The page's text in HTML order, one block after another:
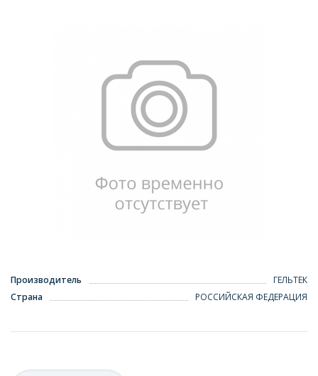
Производитель
ГЕЛЬТЕК
Страна
РОССИЙСКАЯ ФЕДЕРАЦИЯ